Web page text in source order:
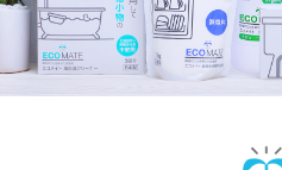
美容・コスメ・香水